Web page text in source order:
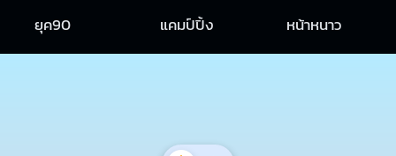
ยุค90
แคมป์ปิ้ง หน้าหนาว